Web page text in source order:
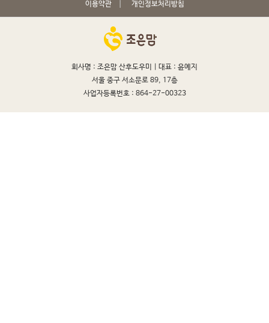
이용약관 개인정보처리방침
회사명 : 조은맘 산후도우미 | 대표 : 윤예지
서울 중구 서소문로 89, 17층
사업자등록번호 : 864-27-00323